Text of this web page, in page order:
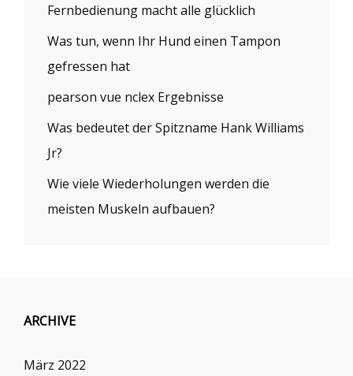
Fernbedienung macht alle glücklich
Was tun, wenn Ihr Hund einen Tampon
gefressen hat
pearson vue nclex Ergebnisse
Was bedeutet der Spitzname Hank Williams
Jr?
Wie viele Wiederholungen werden die
meisten Muskeln aufbauen?
ARCHIVE
März 2022